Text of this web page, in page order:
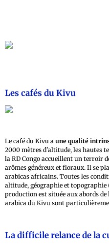
Les cafés du Kivu
Le café du Kivu a une qualité
2000 mètres d'altitude, les hautes
la RD Congo accueillent un terroir
arômes généreux et floraux. Il se
arabicas africains. Toutes les
altitude, géographie et topographie
production est située aux abords
arabica du Kivu sont
La difficile relance de la